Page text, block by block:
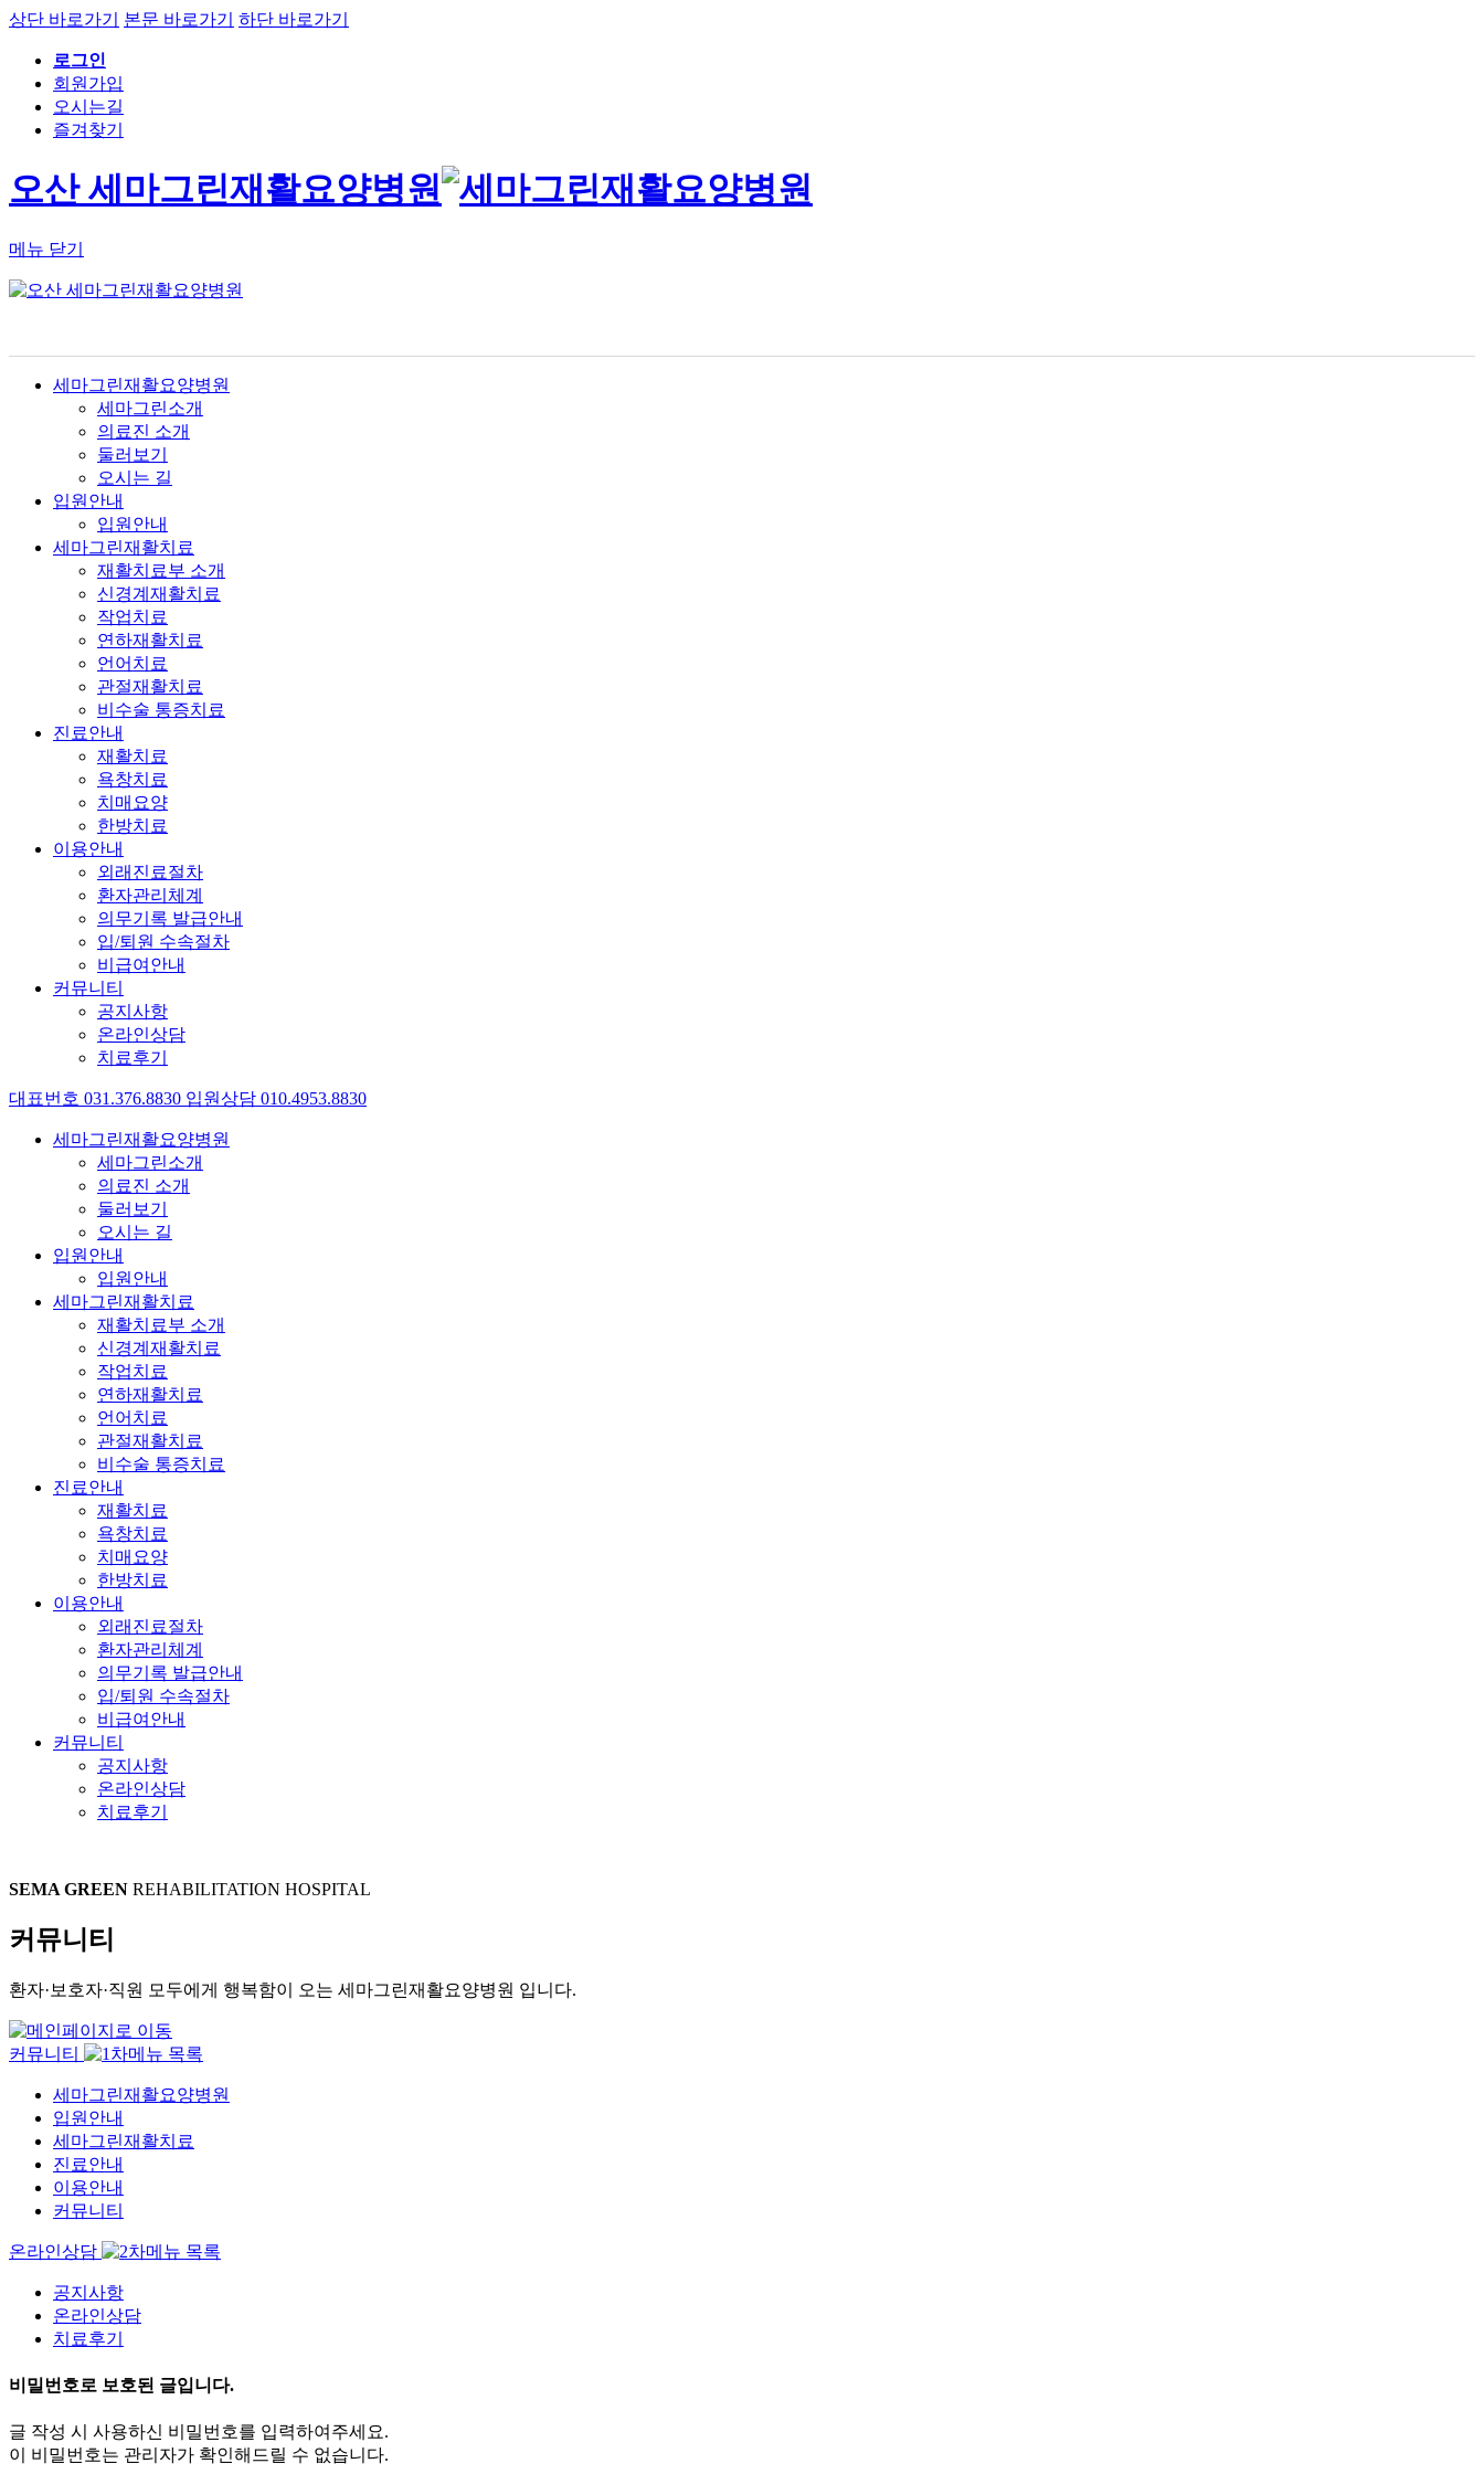
상단 바로가기 본문 바로가기 하단 바로가기
로그인
회원가입
오시는길
즐겨찾기
오산 세마그린재활요양병원
메뉴 닫기
세마그린재활요양병원
세마그린소개
의료진 소개
둘러보기
오시는 길
입원안내
입원안내
세마그린재활치료
재활치료부 소개
신경계재활치료
작업치료
연하재활치료
언어치료
관절재활치료
비수술 통증치료
진료안내
재활치료
욕창치료
치매요양
한방치료
이용안내
외래진료절차
환자관리체계
의무기록 발급안내
입/퇴원 수속절차
비급여안내
커뮤니티
공지사항
온라인상담
치료후기
대표번호 031 .376.8830 입원상담 010.4953.8830
세마그린재활요양병원
세마그린소개
의료진 소개
둘러보기
오시는 길
입원안내
입원안내
세마그린재활치료
재활치료부 소개
신경계재활치료
작업치료
연하재활치료
언어치료
관절재활치료
비수술 통증치료
진료안내
재활치료
욕창치료
치매요양
한방치료
이용안내
외래진료절차
환자관리체계
의무기록 발급안내
입/퇴원 수속절차
비급여안내
커뮤니티
공지사항
온라인상담
치료후기
SEMA GREEN REHABILITATION HOSPITAL
커뮤니티
환자·보호자·직원 모두에게 행복함이 오는 세마그린재활요양병원 입니다.
커뮤니티
세마그린재활요양병원
입원안내
세마그린재활치료
진료안내
이용안내
커뮤니티
온라인상담
공지사항
온라인상담
치료후기
비밀번호로 보호된 글입니다.
글 작성 시 사용하신 비밀번호를 입력하여주세요.
이 비밀번호는 관리자가 확인해드릴 수 없습니다.